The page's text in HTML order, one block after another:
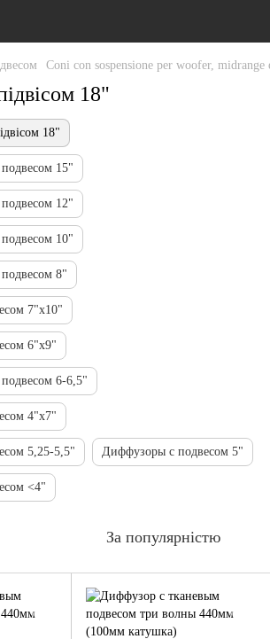
Coni con sospensione per woofer, midrange
18"
18"
15"
12"
10"
8"
7"х10"
6"х9"
6-6,5"
4"х7"
5,25-5,5" Диффузоры с подвесом 5"
<4"
За популярністю